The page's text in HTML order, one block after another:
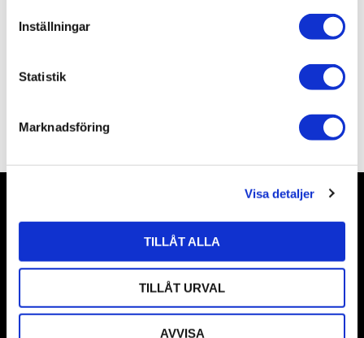
l
Inställningar
Statistik
Marknadsföring
Visa detaljer
TILLÅT ALLA
TILLÅT URVAL
AVVISA
Omdömen
Nyhetsbrev
Prenumerera